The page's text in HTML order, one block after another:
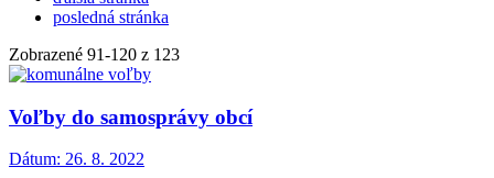
posledná stránka
Zobrazené 91-120 z 123
Voľby do samosprávy obcí
Dátum: 26. 8. 2022